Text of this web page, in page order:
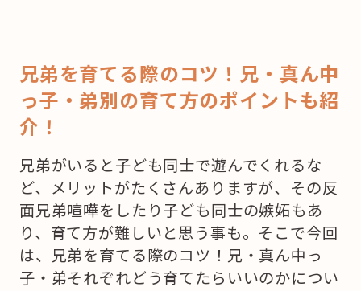
兄弟を育てる際のコツ！兄・真ん中
っ子・弟別の育て方のポイントも紹
介！
兄弟がいると子ども同士で遊んでくれるな
ど、メリットがたくさんありますが、その反
面兄弟喧嘩をしたり子ども同士の嫉妬もあ
り、育て方が難しいと思う事も。そこで今回
は、兄弟を育てる際のコツ！兄・真ん中っ
子・弟それぞれどう育てたらいいのかについ